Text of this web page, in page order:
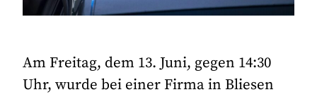
Am Freitag, dem 13. Juni, gegen 14:30
Uhr, wurde bei einer Firma in Bliesen